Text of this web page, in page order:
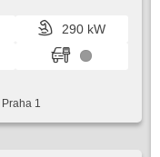
Airbag, El.
Uhr Spur,
Servolenkung, El.
290 kW
, Praha 1